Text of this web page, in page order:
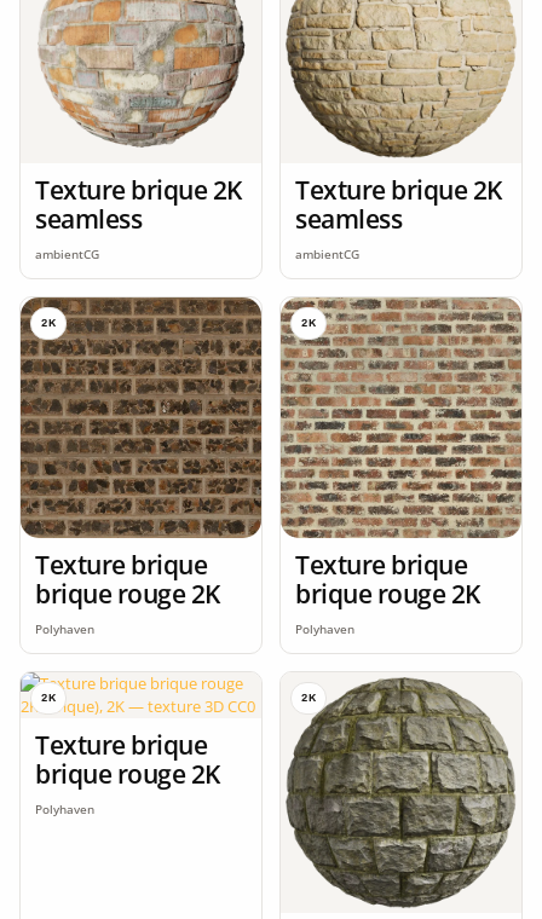
Texture brique 2K
seamless
ambientCG
Texture brique 2K
seamless
ambientCG
2K
Texture brique
brique rouge 2K
Polyhaven
2K
Texture brique
brique rouge 2K
Polyhaven
2K
Texture brique
brique rouge 2K
Polyhaven
2K